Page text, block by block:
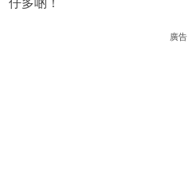
仔多啲！
廣告